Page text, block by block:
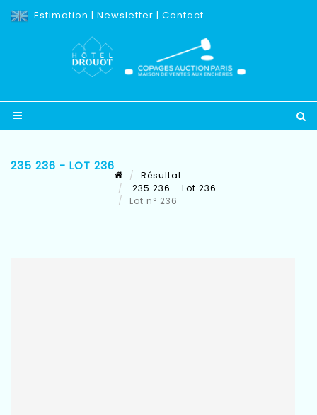
Estimation | Newsletter | Contact
235 236 - LOT 236
Résultat
235 236 - Lot 236
Lot n° 236